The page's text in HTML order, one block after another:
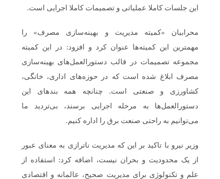
این جلسات کاملا عملیاتی و تصمیمات کاملا اجرایی است.
محرابیان «کمیته مدیریت و بهینه‌سازی مصرف» را
مهمترین ‌این کمیته‌ها عنوان کرد و افزود: در این کمیته
مجموعه تصمیمات در قالب دستورالعمل‌های بهینه‌سازی
مصرف ابلاغ شده است که در حوزه‌های اداری، خانگی،
کشاورزی و صنعتی است. چنانچه همه بندهای این
دستورالعمل‌ها به مرحله اجرایی برسند، بی‌تردید ما
می‌توانیم به راحتی صنعت برق را اداره کنیم.
وزیر نیرو با تاکید بر این که مدیریت ناترازی به معنای عبور
از یک محدودیت و بحران نیست، اضافه کرد: استفاده از
علم و تکنولوژی برای مدیریت صحیح، عالمانه و اقتصادی